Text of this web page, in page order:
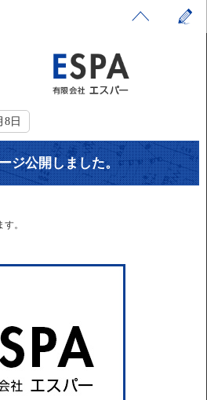
8日
ジ公開しました。
。